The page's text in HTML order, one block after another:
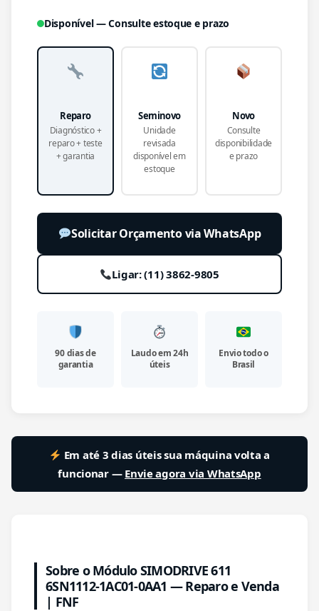
Disponível — Consulte estoque e prazo
Reparo
Diagnóstico +
reparo + teste
+ garantia
Seminovo
Unidade
revisada
disponível em
estoque
Novo
Consulte
disponibilidade
e prazo
Solicitar Orçamento via WhatsApp
Ligar: (11) 3862-9805
90 dias de
garantia
Laudo em 24h
úteis
Envio todo o
Brasil
Em até 3 dias úteis sua máquina volta a
funcionar — Envie agora via WhatsApp
Sobre o Módulo SIMODRIVE 611
6SN1112-1AC01-0AA1 — Reparo e Venda
| FNF